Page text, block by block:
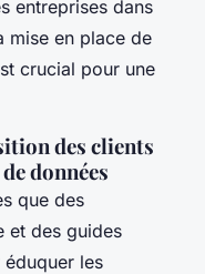
entreprises dans
mise en place de
crucial pour une
des clients
données
que des
et des guides
les